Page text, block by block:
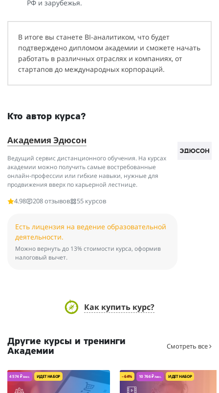
РФ и зарубежья.
В итоге вы станете BI-аналитиком, что будет
подтверждено дипломом академии и сможете начать
работать в различных отраслях и компаниях, от
стартапов до международных корпораций.
Кто автор курса?
Академия Эдюсон
Ведущий сервис дистанционного обучения. На курсах
академии можно получить самые востребованные
онлайн-профессии или гибкие навыки, нужные для
продвижения вверх по карьерной лестнице.
4.98
208 отзывов 55 курсов
Есть лицензия на ведение образовательной
деятельности.
Можно вернуть до 13% стоимости курса, оформив
налоговый вычет.
Как купить курс?
Другие курсы и тренинги
Академии
Смотреть все
4 574 ₽/мес. ИДЕТ НАБОР – 64% 10 766 ₽/мес. ИДЕТ НАБОР